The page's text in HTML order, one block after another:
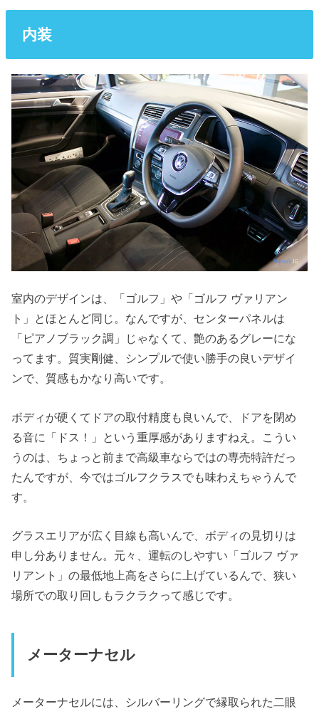
内装
室内のデザインは、「ゴルフ」や「ゴルフ ヴァリアン
ト」とほとんど同じ。なんですが、センターパネルは
「ピアノブラック調」じゃなくて、艶のあるグレーにな
ってます。質実剛健、シンプルで使い勝手の良いデザイ
ンで、質感もかなり高いです。
ボディが硬くてドアの取付精度も良いんで、ドアを閉め
る音に「ドス！」という重厚感がありますねえ。こうい
うのは、ちょっと前まで高級車ならではの専売特許だっ
たんですが、今ではゴルフクラスでも味わえちゃうんで
す。
グラスエリアが広く目線も高いんで、ボディの見切りは
申し分ありません。元々、運転のしやすい「ゴルフ ヴァ
リアント」の最低地上高をさらに上げているんで、狭い
場所での取り回しもラクラクって感じです。
メーターナセル
メーターナセルには、シルバーリングで縁取られた二眼